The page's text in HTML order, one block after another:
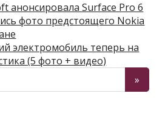
анонсировала Surface Pro 6
фото предстоящего Nokia
электромобиль теперь на
(5 фото + видео)